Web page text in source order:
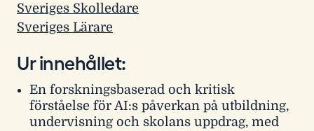
Sveriges Skolledare
Sveriges Lärare
Ur innehållet:
En forskningsbaserad och kritisk
förståelse för AI:s påverkan på utbildning,
undervisning och skolans uppdrag, med